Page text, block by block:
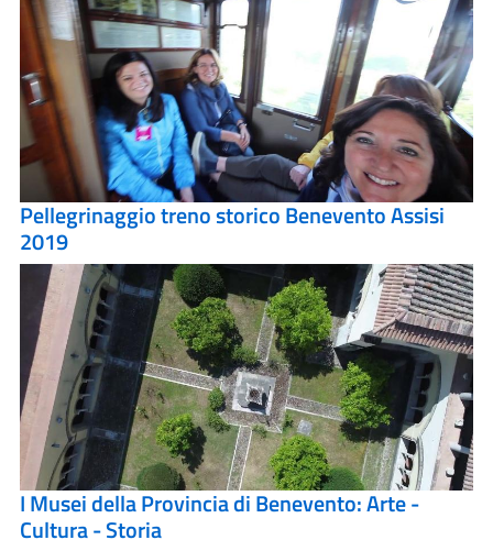
Pellegrinaggio treno storico Benevento Assisi
2019
I Musei della Provincia di Benevento: Arte -
Cultura - Storia